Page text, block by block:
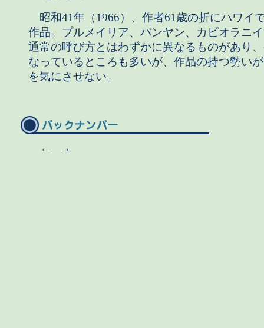
昭和41年（1966）、作者61歳の折にハワイ
作品。プルメイリア、バンヤン、カピオラニ
通常の呼び方とはわずかに異なるものがあり
なっているところも多いが、作品の持つ勢い
を気にさせない。
← →